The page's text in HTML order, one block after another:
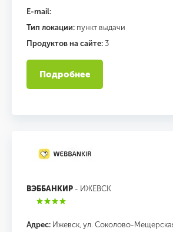
E-mail:
Тип локации: пункт выдачи
Продуктов на сайте: 3
Подробнее
ВЭББАНКИР - ИЖЕВСК
Адрес: Ижевск, ул. Соколово-